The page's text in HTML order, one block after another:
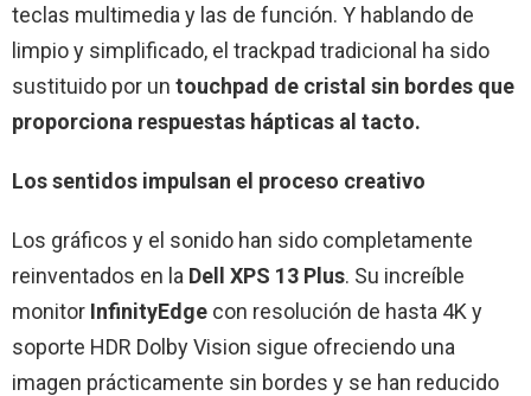
teclas multimedia y las de función. Y hablando de
limpio y simplificado, el trackpad tradicional ha sido
sustituido por un touchpad de cristal sin bordes que
proporciona respuestas hápticas al tacto.
Los sentidos impulsan el proceso creativo
Los gráficos y el sonido han sido completamente
reinventados en la Dell XPS 13 Plus. Su increíble
monitor InfinityEdge con resolución de hasta 4K y
soporte HDR Dolby Vision sigue ofreciendo una
imagen prácticamente sin bordes y se han reducido